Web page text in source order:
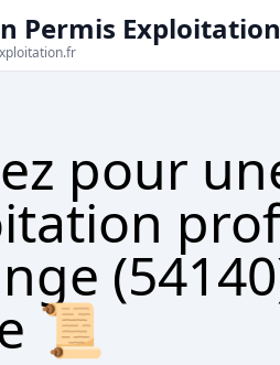
Permis Exploitation
pour
📜